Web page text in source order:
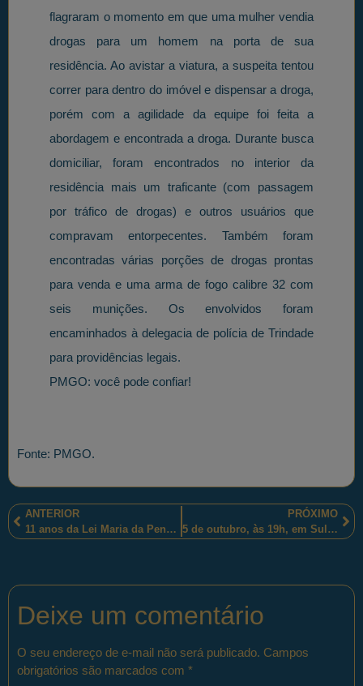
flagraram o momento em que uma mulher vendia
drogas para um homem na porta de sua
residência. Ao avistar a viatura, a suspeita tentou
correr para dentro do imóvel e dispensar a droga,
porém com a agilidade da equipe foi feita a
abordagem e encontrada a droga. Durante busca
domiciliar, foram encontrados no interior da
residência mais um traficante (com passagem
por tráfico de drogas) e outros usuários que
compravam entorpecentes. Também foram
encontradas várias porções de drogas prontas
para venda e uma arma de fogo calibre 32 com
seis munições. Os envolvidos foram
encaminhados à delegacia de polícia de Trindade
para providências legais.
PMGO: você pode confiar!
Fonte: PMGO.
ANTERIOR
11 anos da Lei Maria da Penha foram comemorados pelo(a)s policiais militares sul-rio-grandenses da Patrulha Maria da Penha
PRÓXIMO
5 de outubro, às 19h, em Sulacap, no Rio de Janeiro-RJ, assista ao “APM in concert”, numa inesquecível apresentação dos policiais militares fluminenses
Deixe um comentário
O seu endereço de e-mail não será publicado. Campos
obrigatórios são marcados com *